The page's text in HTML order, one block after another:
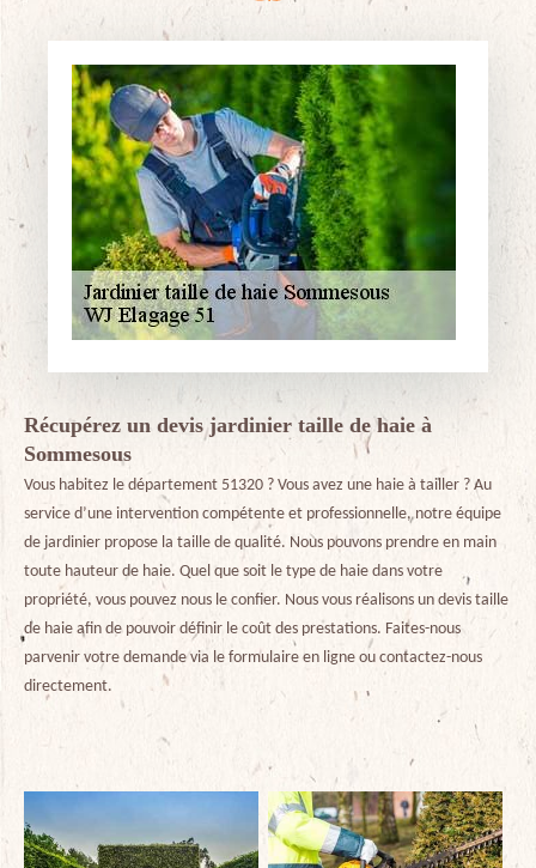
Récupérez un devis jardinier taille de haie à
Sommesous
Vous habitez le département 51320 ? Vous avez une haie à tailler ? Au
service d’une intervention compétente et professionnelle, notre équipe
de jardinier propose la taille de qualité. Nous pouvons prendre en main
toute hauteur de haie. Quel que soit le type de haie dans votre
propriété, vous pouvez nous le confier. Nous vous réalisons un devis taille
de haie afin de pouvoir définir le coût des prestations. Faites-nous
parvenir votre demande via le formulaire en ligne ou contactez-nous
directement.